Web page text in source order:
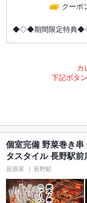
クーポ
◆◇◆期間限定特典
カ
下記ボタ
個室完備 野菜巻き
タスタイル 長野駅前
居酒屋 長野駅